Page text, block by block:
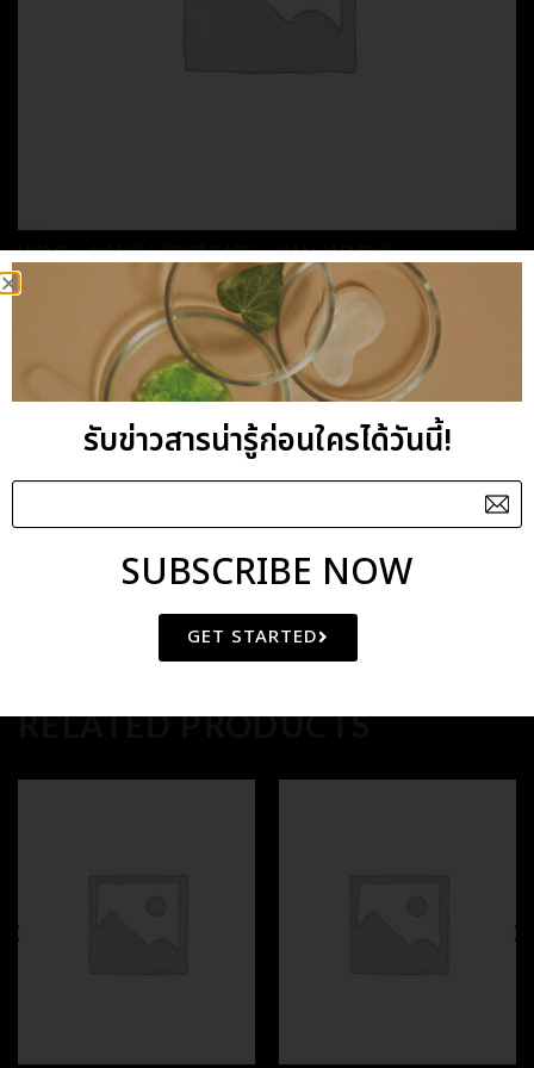
HOME / HAND & FOOT CARE / SIAM JASMINE
SIAM JASMINE HAND
CREAM
RELATED PRODUCTS
รับข่าวสารน่ารู้ก่อนใครได้วันนี้!
SUBSCRIBE NOW
GET STARTED